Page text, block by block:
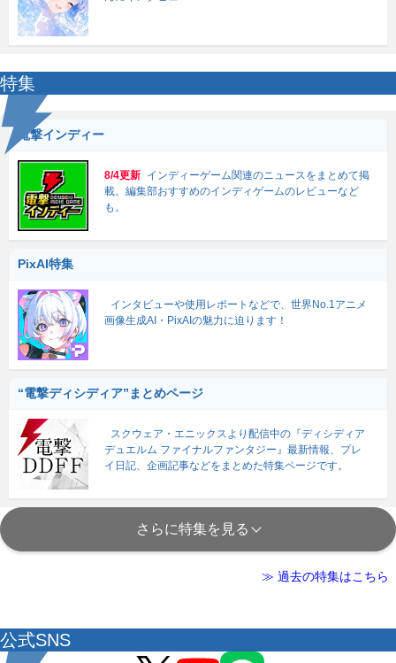
特集
電撃インディー
8/4更新 インディーゲーム関連のニュースをまとめて掲
載。編集部おすすめのインディゲームのレビューなど
も。
PixAI特集
インタビューや使用レポートなどで、世界No.1アニメ
画像生成AI・PixAIの魅力に迫ります！
“電撃ディシディア”まとめページ
スクウェア・エニックスより配信中の『ディシディア
デュエルム ファイナルファンタジー』最新情報、プレ
イ日記、企画記事などをまとめた特集ページです。
さらに特集を見る
≫ 過去の特集はこちら
公式SNS